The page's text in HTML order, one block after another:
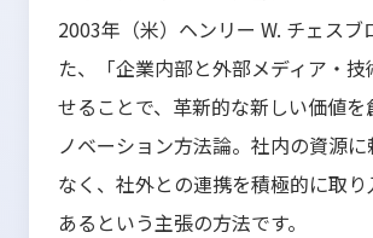
2003年（米）ヘンリー W. チェスブ
た、「企業内部と外部メディア・
せることで、革新的な新しい価値を
ノベーション方法論。社内の資源
なく、社外との連携を積極的に取
あるという主張の方法です。